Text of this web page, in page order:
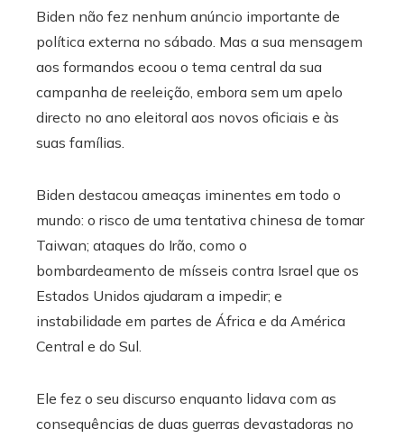
Biden não fez nenhum anúncio importante de
política externa no sábado. Mas a sua mensagem
aos formandos ecoou o tema central da sua
campanha de reeleição, embora sem um apelo
directo no ano eleitoral aos novos oficiais e às
suas famílias.
Biden destacou ameaças iminentes em todo o
mundo: o risco de uma tentativa chinesa de tomar
Taiwan; ataques do Irão, como o
bombardeamento de mísseis contra Israel que os
Estados Unidos ajudaram a impedir; e
instabilidade em partes de África e da América
Central e do Sul.
Ele fez o seu discurso enquanto lidava com as
consequências de duas guerras devastadoras no